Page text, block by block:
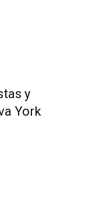
y
York